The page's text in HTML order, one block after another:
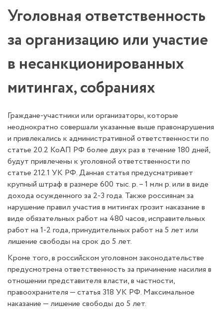
Уголовная ответственность
за организацию или участие
в несанкционированных
митингах, собраниях
Граждане-участники или организаторы, которые
неоднократно совершали указанные выше правонарушения
и привлекались к административной ответственности по
статье 20.2 КоАП РФ более двух раз в течение 180 дней,
будут привлечены к уголовной ответственности по
статье 212.1 УК РФ. Данная статья предусматривает
крупный штраф в размере 600 тыс. р. – 1 млн р. или в виде
дохода осужденного за 2-3 года. Также россиянам за
нарушение правил участия в митингах грозит наказание в
виде обязательных работ на 480 часов, исправительных
работ на 1-2 года, принудительных работ на 5 лет или
лишение свободы на срок до 5 лет.
Кроме того, в российском уголовном законодательстве
предусмотрена ответственность за причинение насилия в
отношении представителя власти, в частности,
правоохранителя — статья 318 УК РФ. Максимальное
наказание — лишение свободы до 5 лет.